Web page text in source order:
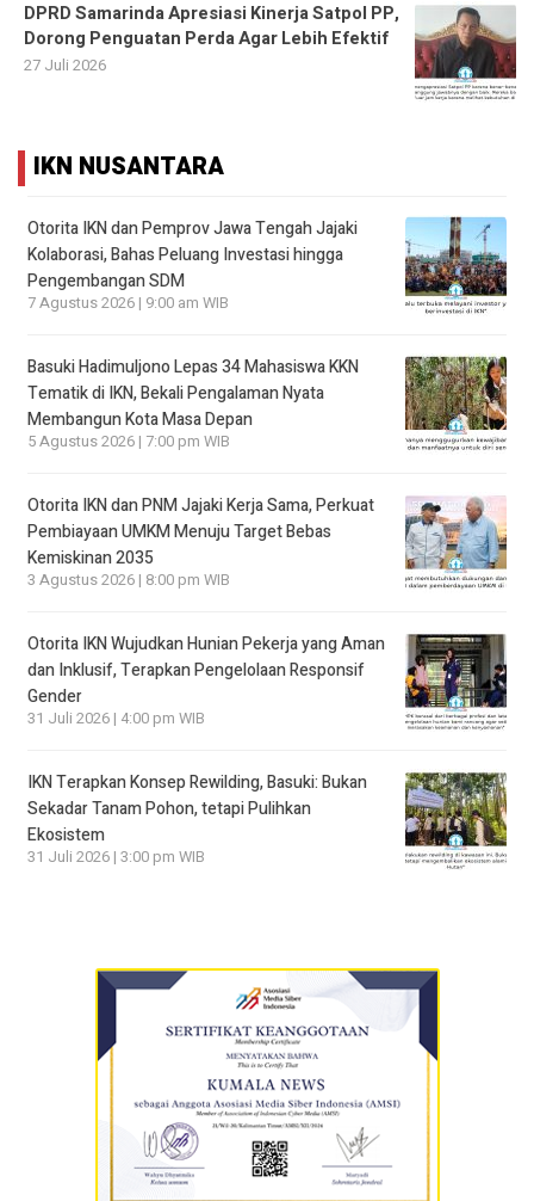
DPRD Samarinda Apresiasi Kinerja Satpol PP,
Dorong Penguatan Perda Agar Lebih Efektif
27 Juli 2026
IKN NUSANTARA
Otorita IKN dan Pemprov Jawa Tengah Jajaki
Kolaborasi, Bahas Peluang Investasi hingga
Pengembangan SDM
7 Agustus 2026 | 9:00 am WIB
Basuki Hadimuljono Lepas 34 Mahasiswa KKN
Tematik di IKN, Bekali Pengalaman Nyata
Membangun Kota Masa Depan
5 Agustus 2026 | 7:00 pm WIB
Otorita IKN dan PNM Jajaki Kerja Sama, Perkuat
Pembiayaan UMKM Menuju Target Bebas
Kemiskinan 2035
3 Agustus 2026 | 8:00 pm WIB
Otorita IKN Wujudkan Hunian Pekerja yang Aman
dan Inklusif, Terapkan Pengelolaan Responsif
Gender
31 Juli 2026 | 4:00 pm WIB
IKN Terapkan Konsep Rewilding, Basuki: Bukan
Sekadar Tanam Pohon, tetapi Pulihkan
Ekosistem
31 Juli 2026 | 3:00 pm WIB